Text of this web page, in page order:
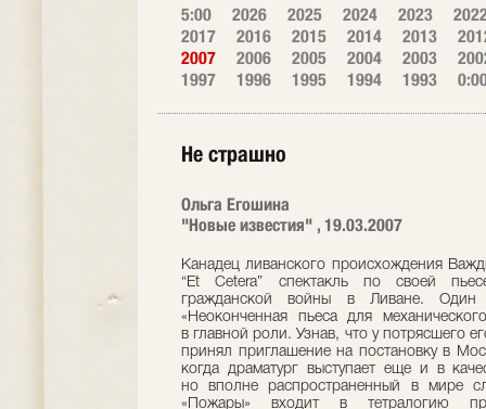
5:00 2026 2025 2024 2023
2017
2016 2015 2014 2013
2007
2006 2005 2004 2003
1997
1996 1995 1994 1993
Не страшно
Ольга Егошина
"Новые известия" , 19.03.2007
Канадец ливанского происхождения
“Et Cetera” спектакль по своей
гражданской войны в Ливане.
«Неоконченная пьеса для
в главной роли. Узнав, что у потрясшего
принял приглашение на постановку в
когда драматург выступает еще и в
но вполне распространенный в мире
«Пожары» входит в тетралогию